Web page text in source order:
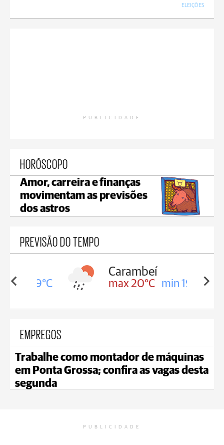
ELEIÇÕES
PUBLICIDADE
HORÓSCOPO
Amor, carreira e finanças
movimentam as previsões
dos astros
PREVISÃO DO TEMPO
19°C
Carambeí
max 20°C min 19°C
EMPREGOS
Trabalhe como montador de máquinas
em Ponta Grossa; confira as vagas desta
segunda
PUBLICIDADE